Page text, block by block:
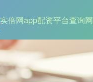
实倍网app配资平台查询网